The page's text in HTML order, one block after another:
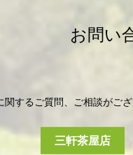
お問い
関するご質問、ご相談がご
三軒茶屋店